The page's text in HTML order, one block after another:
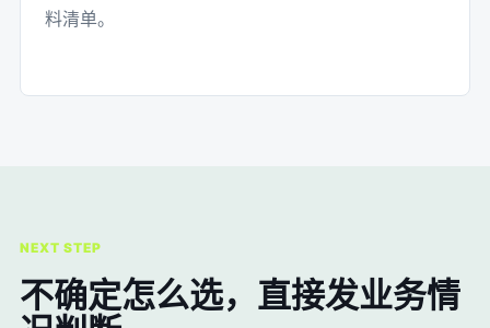
料清单。
NEXT STEP
不确定怎么选，直接发业务情